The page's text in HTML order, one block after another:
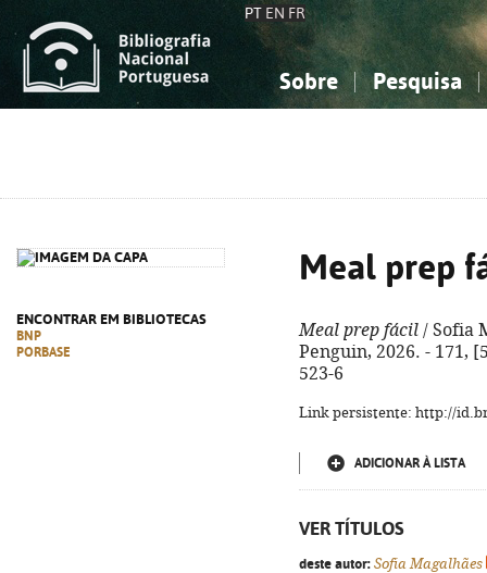
PT EN FR
Sobre Pesquisa
ENCONTRAR EM BIBLIOTECAS
BNP
PORBASE
Meal prep
Meal prep fácil / Sofia
Penguin, 2026. - 171,
523-6
Link persistente: http://
ADICIONAR À LISTA
VER TÍTULOS
deste autor: Sofia Magalhães